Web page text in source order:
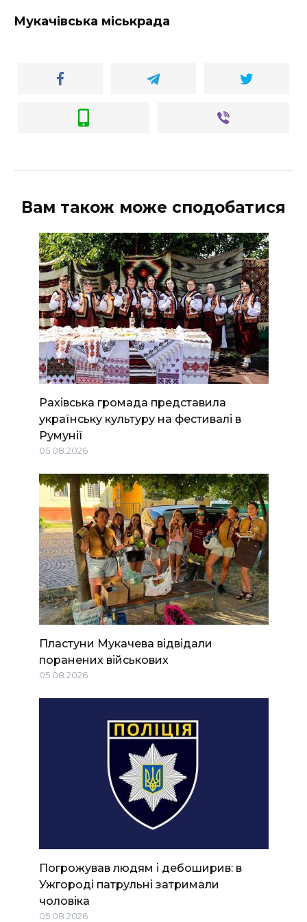
Мукачівська міськрада
Вам також може сподобатися
Рахівська громада представила
українську культуру на фестивалі в
Румунії
05.08.2026
Пластуни Мукачева відвідали
поранених військових
05.08.2026
Погрожував людям і дебоширив: в
Ужгороді патрульні затримали
чоловіка
05.08.2026